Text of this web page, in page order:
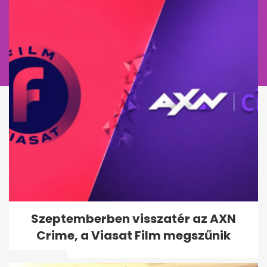
Michelin-csillagos séf
mutatja: így lesz selymesen
krémes a...
Szeptemberben visszatér az AXN
Crime, a Viasat Film megszűnik